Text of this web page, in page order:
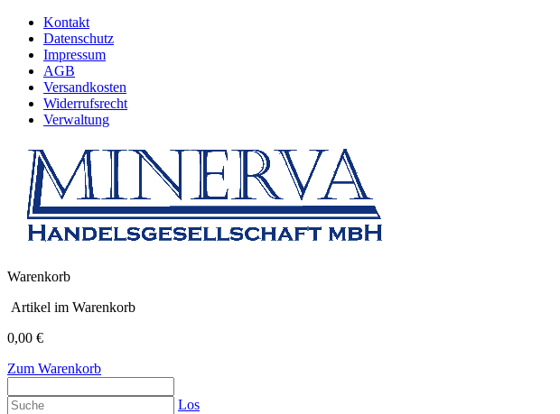
Kontakt
Datenschutz
Impressum
AGB
Versandkosten
Widerrufsrecht
Verwaltung
Warenkorb
Artikel im Warenkorb
0,00 €
Zum Warenkorb
Los